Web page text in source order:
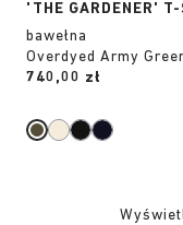
'THE GARDENER'
bawełna
Overdyed Army
Price:
740,00 zł